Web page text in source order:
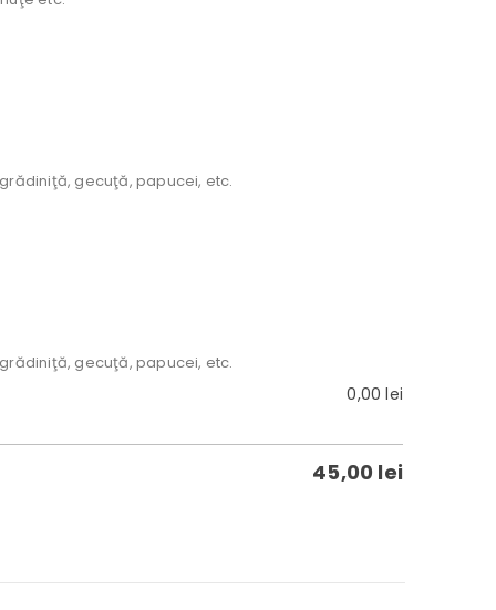
gecuţă, papucei, etc.
gecuţă, papucei, etc.
0,00lei
45,00 lei